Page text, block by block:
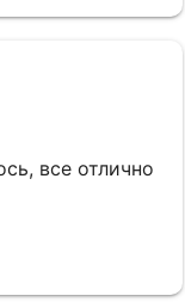
все отлично